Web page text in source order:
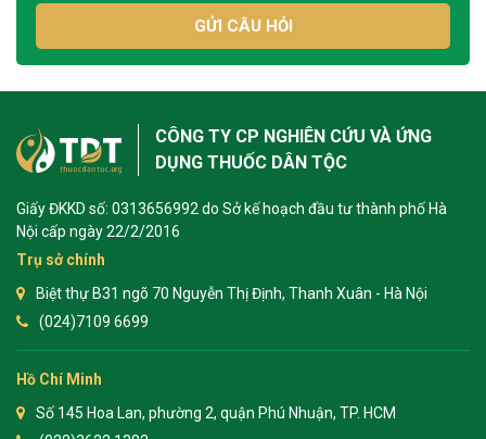
GỬI CÂU HỎI
CÔNG TY CP NGHIÊN CỨU VÀ ỨNG
DỤNG THUỐC DÂN TỘC
Giấy ĐKKD số: 0313656992 do Sở kế hoạch đầu tư thành phố Hà
Nội cấp ngày 22/2/2016
Trụ sở chính
Biệt thự B31 ngõ 70 Nguyễn Thị Định, Thanh Xuân - Hà Nội
(024)7109 6699
Hồ Chí Minh
Số 145 Hoa Lan, phường 2, quận Phú Nhuận, TP. HCM